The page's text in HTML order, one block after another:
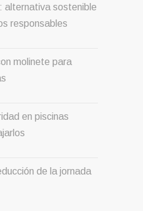
alternativa sostenible
responsables
molinete para
en piscinas
de la jornada